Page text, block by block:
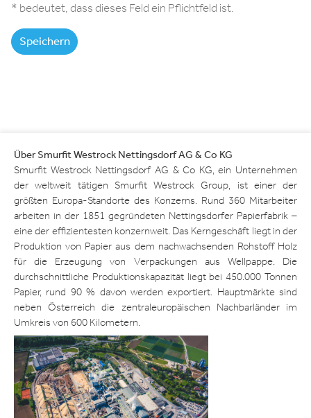
* bedeutet, dass dieses Feld ein Pflichtfeld ist.
Speichern
Über Smurfit Westrock Nettingsdorf AG & Co KG
Smurfit Westrock Nettingsdorf AG & Co KG, ein Unternehmen
der weltweit tätigen Smurfit Westrock Group, ist einer der
größten Europa-Standorte des Konzerns. Rund 360 Mitarbeiter
arbeiten in der 1851 gegründeten Nettingsdorfer Papierfabrik –
eine der effizientesten konzernweit. Das Kerngeschäft liegt in der
Produktion von Papier aus dem nachwachsenden Rohstoff Holz
für die Erzeugung von Verpackungen aus Wellpappe. Die
durchschnittliche Produktionskapazität liegt bei 450.000 Tonnen
Papier, rund 90 % davon werden exportiert. Hauptmärkte sind
neben Österreich die zentraleuropäischen Nachbarländer im
Umkreis von 600 Kilometern.